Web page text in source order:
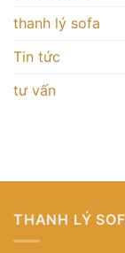
thanh lý sofa
Tin tức
tư vấn
THANH LÝ